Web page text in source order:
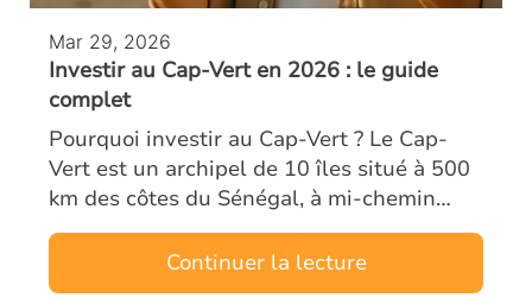
Mar 29, 2026
Investir au Cap-Vert en 2026 : le guide
complet
Pourquoi investir au Cap-Vert ? Le Cap-
Vert est un archipel de 10 îles situé à 500
km des côtes du Sénégal, à mi-chemin
entre l’Europe et le Brésil. Ancien territoire
portugais, le pays bénéficie d’un…
Continuer la lecture